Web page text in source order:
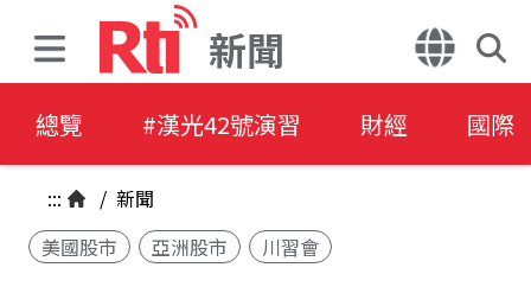
新聞
總覽 #漢光42號演習 財經 國際
::: / 新聞
美國股市
亞洲股市 川習會